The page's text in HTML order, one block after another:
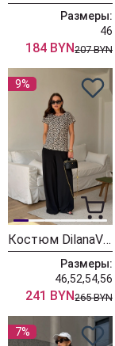
Размеры:
46
184 BYN207 BYN
9%
Костюм DilanaVIP 2139-5 леопардовый + черный
Размеры:
46,52,54,56
241 BYN265 BYN
7%